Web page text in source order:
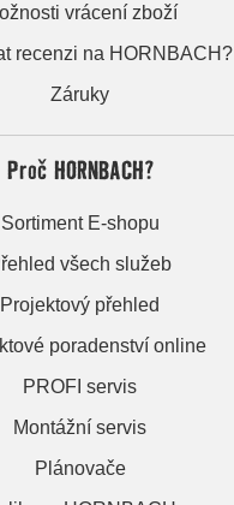
vrácení zboží
recenzi na HORNBACH?
Záruky
Proč HORNBACH?
Sortiment E-shopu
všech služeb
Projektový přehled
poradenství online
PROFI servis
Montážní servis
Plánovače